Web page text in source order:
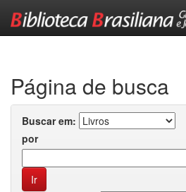
Página de busca
Buscar em:
por